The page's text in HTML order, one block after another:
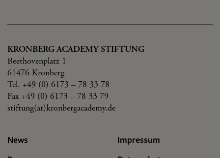
KRONBERG ACADEMY STIFTUNG
Beethovenplatz 1
61476 Kronberg
Tel. +49 (0) 6173 – 78 33 78
Fax +49 (0) 6173 – 78 33 79
stiftung(at)kronbergacademy.de
News
Impressum